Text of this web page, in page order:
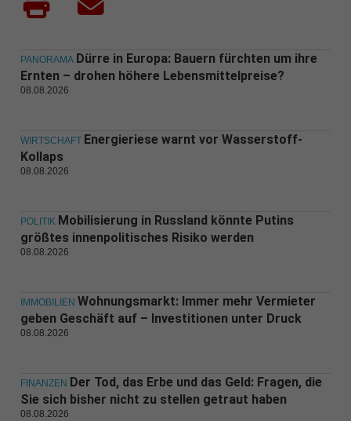
PANORAMA Dürre in Europa: Bauern fürchten um ihre
Ernten – drohen höhere Lebensmittelpreise?
08.08.2026
WIRTSCHAFT Energieriese warnt vor Wasserstoff-
Kollaps
08.08.2026
POLITIK Mobilisierung in Russland könnte Putins
größtes innenpolitisches Risiko werden
08.08.2026
IMMOBILIEN Wohnungsmarkt: Immer mehr Vermieter
geben Geschäft auf – Investitionen unter Druck
08.08.2026
FINANZEN Der Tod, das Erbe und das Geld: Fragen, die
Sie sich bisher nicht zu stellen getraut haben
08.08.2026